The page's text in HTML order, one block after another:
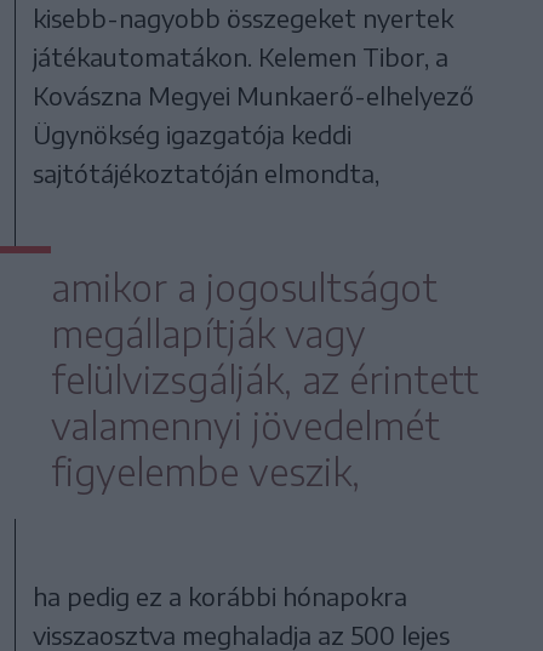
kisebb-nagyobb összegeket nyertek
játékautomatákon. Kelemen Tibor, a
Kovászna Megyei Munkaerő-elhelyező
Ügynökség igazgatója keddi
sajtótájékoztatóján elmondta,
amikor a jogosultságot
megállapítják vagy
felülvizsgálják, az érintett
valamennyi jövedelmét
figyelembe veszik,
ha pedig ez a korábbi hónapokra
visszaosztva meghaladja az 500 lejes